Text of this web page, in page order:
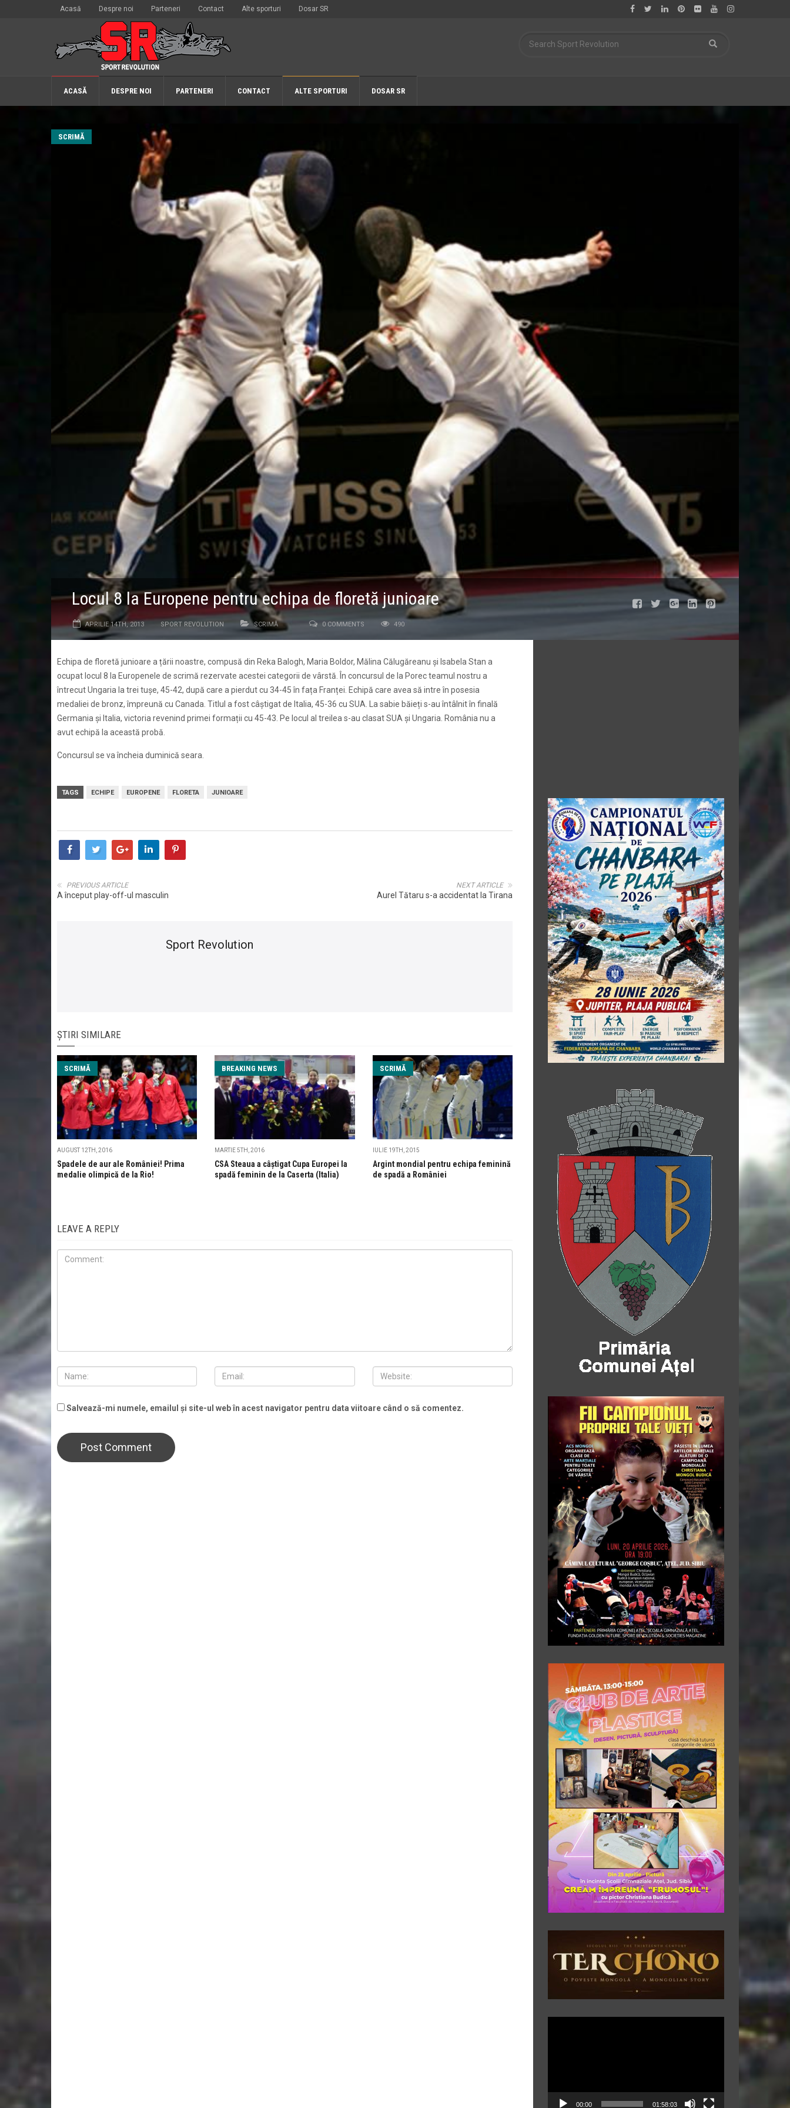
Acasă Despre noi Parteneri Contact Alte sporturi Dosar SR
ACASĂ DESPRE NOI PARTENERI CONTACT ALTE SPORTURI DOSAR SR
SCRIMĂ
Locul 8 la Europene pentru echipa de floretă junioare
APRILIE 14TH, 2013 SPORT REVOLUTION SCRIMĂ 0 COMMENTS 490
Echipa de floretă junioare a țării noastre, compusă din Reka Balogh, Maria Boldor, Mălina Călugăreanu și Isabela Stan a
ocupat locul 8 la Europenele de scrimă rezervate acestei categorii de vârstă. În concursul de la Porec teamul nostru a
întrecut Ungaria la trei tușe, 45-42, după care a pierdut cu 34-45 în fața Franței. Echipă care avea să intre în posesia
medaliei de bronz, împreună cu Canada. Titlul a fost câștigat de Italia, 45-36 cu SUA. La sabie băieți s-au întâlnit în finală
Germania și Italia, victoria revenind primei formații cu 45-43. Pe locul al treilea s-au clasat SUA și Ungaria. România nu a
avut echipă la această probă.
Concursul se va încheia duminică seara.
TAGS ECHIPE EUROPENE FLORETA JUNIOARE
NEXT ARTICLE
Aurel Tătaru s-a accidentat la Tirana
PREVIOUS ARTICLE
A început play-off-ul masculin
Sport Revolution
ȘTIRI SIMILARE
SCRIMĂ
AUGUST 12TH, 2016
Spadele de aur ale României! Prima
medalie olimpică de la Rio!
BREAKING NEWS
MARTIE 5TH, 2016
CSA Steaua a câștigat Cupa Europei la
spadă feminin de la Caserta (Italia)
SCRIMĂ
IULIE 19TH, 2015
Argint mondial pentru echipa feminină
de spadă a României
LEAVE A REPLY
Salvează-mi numele, emailul și site-ul web în acest navigator pentru data viitoare când o să comentez.
00:00 01:58:03